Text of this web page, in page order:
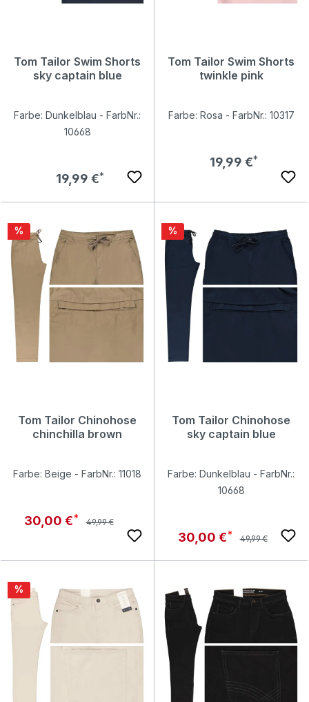
Tom Tailor Swim Shorts
sky captain blue
Farbe: Dunkelblau - FarbNr.:
10668
Regulärer Preis:
19,99 €
Tom Tailor Swim Shorts
twinkle pink
Farbe: Rosa - FarbNr.: 10317
Regulärer Preis:
19,99 €
Rabatt
%
Tom Tailor Chinohose
chinchilla brown
Farbe: Beige - FarbNr.: 11018
Verkaufspreis:
30,00 € Regulärer Preis:
49,99 €
Rabatt
%
Tom Tailor Chinohose
sky captain blue
Farbe: Dunkelblau - FarbNr.:
10668
Verkaufspreis:
30,00 € Regulärer Preis:
49,99 €
Rabatt
%